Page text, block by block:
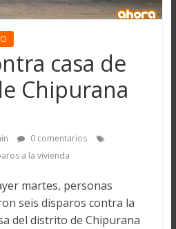
casa de
Chipurana
0 comentarios
a la vivienda
martes, personas
seis disparos contra la
del distrito de Chipurana